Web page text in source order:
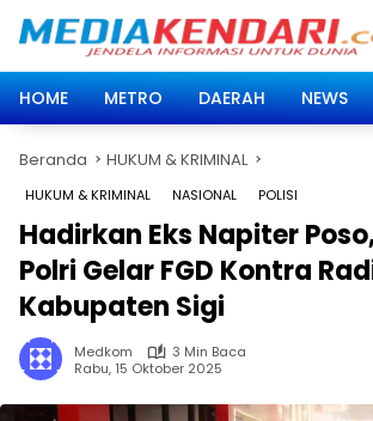
HOME
METRO DAERAH NEWS
Beranda HUKUM & KRIMINAL
HUKUM & KRIMINAL NASIONAL POLISI
Hadirkan Eks Napiter
Polri Gelar FGD Kontra
Kabupaten Sigi
Medkom
3 Min Baca
Rabu, 15 Oktober 2025